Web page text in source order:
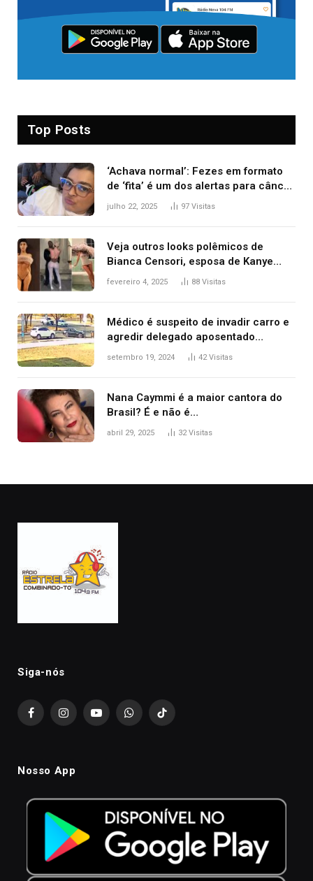
Top Posts
‘Achava normal’: Fezes em formato
de ‘fita’ é um dos alertas para câncer
colorretal; relembre fala de Preta Gil
julho 22, 2025 97 Visitas
Veja outros looks polêmicos de
Bianca Censori, esposa de Kanye
West que apareceu nua no Grammy
fevereiro 4, 2025 88 Visitas
Médico é suspeito de invadir carro e
agredir delegado aposentado
durante confusão no trânsito
setembro 19, 2024 42Visitas
Nana Caymmi é a maior cantora do
Brasil? É e não é…
abril 29, 2025 32Visitas
Siga-nós
FacebookInstagramYouTubeWhatsAppTikTok
Nosso App